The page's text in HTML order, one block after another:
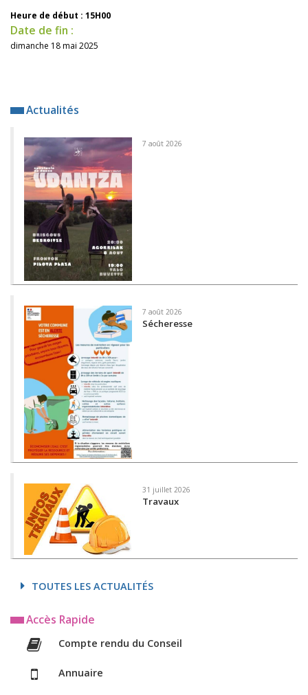
Heure de début : 15H00
Date de fin :
dimanche 18 mai 2025
Actualités
7 août 2026
7 août 2026
Sécheresse
31 juillet 2026
Travaux
TOUTES LES ACTUALITÉS
Accès Rapide
Compte rendu du Conseil
Annuaire